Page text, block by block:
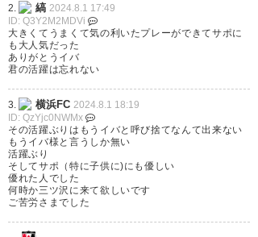
2. 縞 2024.8.1 17:49
ID: Q3Y2M2MDVi
大きくてうまくて気の利いたプレーができてサポに
も大人気だった
ありがとうイバ
君の活躍は忘れない
3. 横浜FC 2024.8.1 18:19
ID: QzYjc0NWMx
その活躍ぶりはもうイバと呼び捨てなんて出来ない
もうイバ様と言うしか無い
活躍ぶり
そしてサポ（特に子供に)にも優しい
優れた人でした
何時か三ツ沢に来て欲しいです
ご苦労さまでした